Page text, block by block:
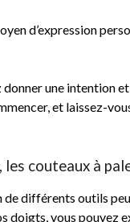
d’expression
une intention
et laissez-
couteaux à
de différents outils
doigts, vous pouvez